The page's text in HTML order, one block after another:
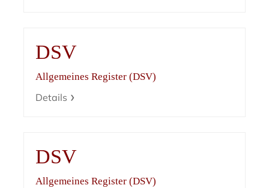
DSV
Allgemeines Register (DSV)
Details
DSV
Allgemeines Register (DSV)